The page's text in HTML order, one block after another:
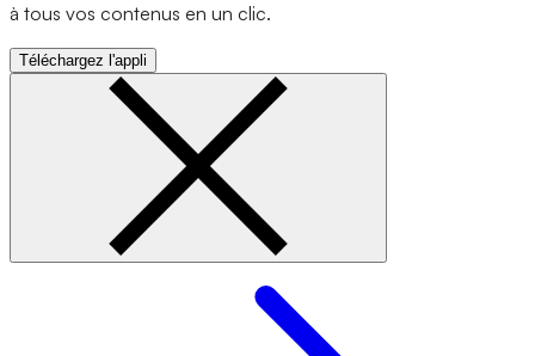
à tous vos contenus en un clic.
Téléchargez l'appli